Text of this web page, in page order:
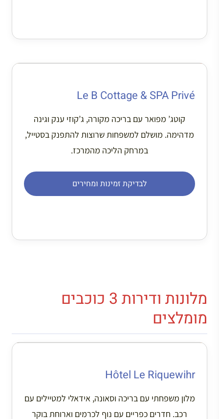
Le B Cottage & SPA Privé
קוטג’ מפואר עם בריכה מקורה, ג’קוזי ענק וגינה
מדהימה. מושלם למשפחות שרוצות להתפנק בסטייל,
במרחק הליכה מהמרכז.
לבדיקת זמינות ומחירים
מלונות ודירות 3 כוכבים
מומלצים
Hôtel Le Riquewihr
מלון משפחתי עם בריכה וסאונה, אידאלי למטיילים עם
רכב. חדרים כפריים עם נוף לכרמים וארוחת בוקר